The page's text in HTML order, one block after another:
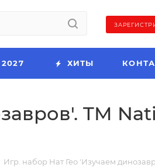
ХИТЫ
TM
Игр. набор Нат Гео 'Изучаем